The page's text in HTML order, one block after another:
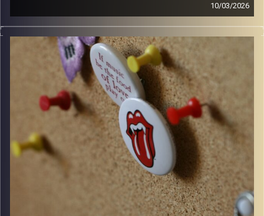
10/03/2026
קלאסיקות רוק עם אורן הוף.
włodi